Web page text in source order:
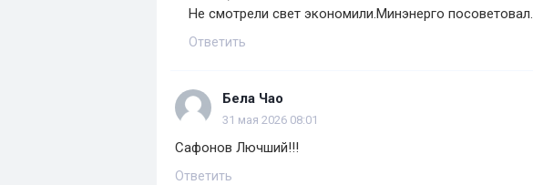
Не смотрели свет экономили.Минэнерго посоветовал.
Ответить
Бела Чао
31 мая 2026 08:01
Сафонов Лючший!!!
Ответить